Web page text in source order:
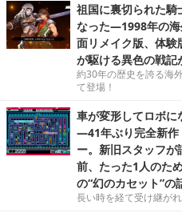
祖国に裏切られた騎
なった―1998年の海
面リメイク版、体験
が駆ける異色の戦記
約30年の歴史を誇る海
て登場！
車が変形してロボに
―41年ぶり完全新作
ー。新旧スタッフ
前、たった1人のた
の“幻のカセット”の
長い時を経て受け継が